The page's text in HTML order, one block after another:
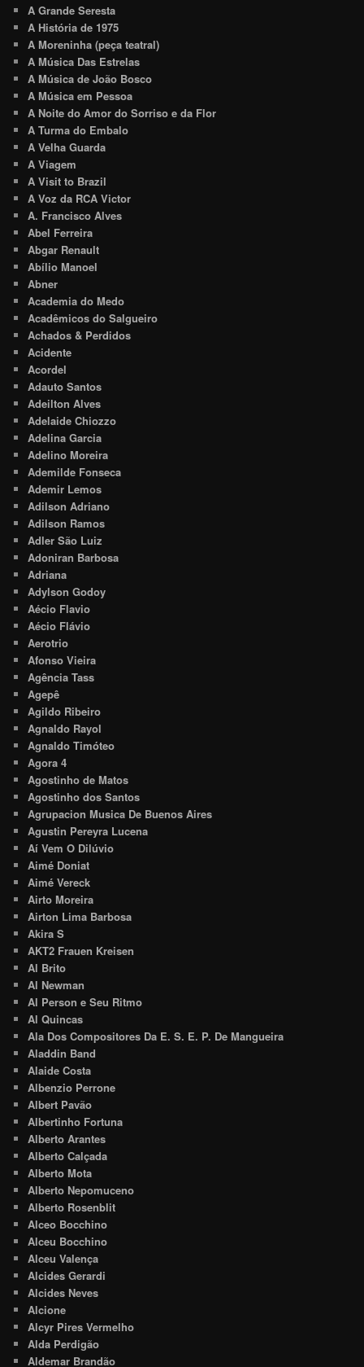
A Grande Seresta
A História de 1975
A Moreninha (peça teatral)
A Música Das Estrelas
A Música de João Bosco
A Música em Pessoa
A Noite do Amor do Sorriso e da Flor
A Turma do Embalo
A Velha Guarda
A Viagem
A Visit to Brazil
A Voz da RCA Victor
A. Francisco Alves
Abel Ferreira
Abgar Renault
Abílio Manoel
Abner
Academia do Medo
Acadêmicos do Salgueiro
Achados & Perdidos
Acidente
Acordel
Adauto Santos
Adeilton Alves
Adelaide Chiozzo
Adelina Garcia
Adelino Moreira
Ademilde Fonseca
Ademir Lemos
Adilson Adriano
Adilson Ramos
Adler São Luiz
Adoniran Barbosa
Adriana
Adylson Godoy
Aécio Flavio
Aécio Flávio
Aerotrio
Afonso Vieira
Agência Tass
Agepê
Agildo Ribeiro
Agnaldo Rayol
Agnaldo Timóteo
Agora 4
Agostinho de Matos
Agostinho dos Santos
Agrupacion Musica De Buenos Aires
Agustin Pereyra Lucena
Aí Vem O Dilúvio
Aimé Doniat
Aimé Vereck
Airto Moreira
Airton Lima Barbosa
Akira S
AKT2 Frauen Kreisen
Al Brito
Al Newman
Al Person e Seu Ritmo
Al Quincas
Ala Dos Compositores Da E. S. E. P. De Mangueira
Aladdin Band
Alaide Costa
Albenzio Perrone
Albert Pavão
Albertinho Fortuna
Alberto Arantes
Alberto Calçada
Alberto Mota
Alberto Nepomuceno
Alberto Rosenblit
Alceo Bocchino
Alceu Bocchino
Alceu Valença
Alcides Gerardi
Alcides Neves
Alcione
Alcyr Pires Vermelho
Alda Perdigão
Aldemar Brandão